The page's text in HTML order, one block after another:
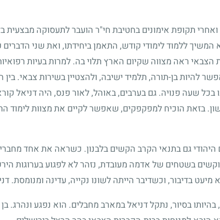
תקופת אימונים בחטיבת חי"ר הועבר לתעסוקה מבצעית
המשיך ללמוד לימודי קודש, התאמן ביחידתו, ואת שני
ראה מצווה שקיום הארץ תלוי בה. למרות בעיות
להיות בן-תורה, תלמיד ישיבה, ולהצטיין בשירות צבאי.
בכל שעה פנויה. גם בערבים, באוהל, לאור פנס, היה דניאל
בזאת הוכיח למפקפקים, שאפשר לקיים את מצוות לימוד
גם בתנאי הקרב הקשים בלבנון. כשראה את אחד
בשטחים של אדמה מעובדת, נזהר לא לפגוע בערוגות
מיעט בדיבור, וכשדיבר הייתה לשונו נקייה, עדינה ומנומסת.
, בהיותו בסיור, נתקל דניאל במארב מחבלים. הוא נפגע ונהרג. בן